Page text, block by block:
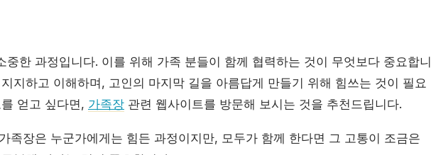
중한 과정입니다. 이를 위해 가족 분들이 함께 협력하는 것이 무엇보다 중요합니
지하고 이해하며, 고인의 마지막 길을 아름답게 만들기 위해 힘쓰는 것이 필요
얻고 싶다면, 가족장 관련 웹사이트를 방문해 보시는 것을 추천드립니다.
족장은 누군가에게는 힘든 과정이지만, 모두가 함께 한다면 그 고통이 조금은